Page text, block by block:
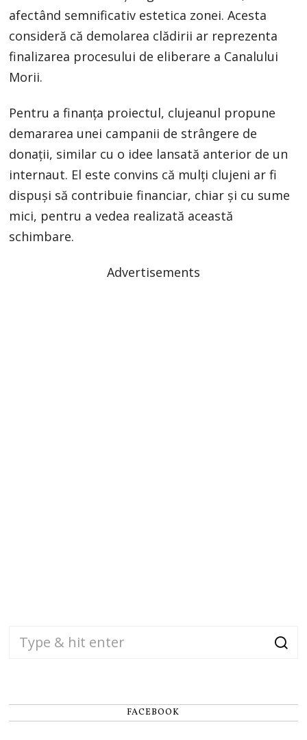
afectând semnificativ estetica zonei. Acesta
consideră că demolarea clădirii ar reprezenta
finalizarea procesului de eliberare a Canalului
Morii.
Pentru a finanța proiectul, clujeanul propune
demararea unei campanii de strângere de
donații, similar cu o idee lansată anterior de un
internaut. El este convins că mulți clujeni ar fi
dispuși să contribuie financiar, chiar și cu sume
mici, pentru a vedea realizată această
schimbare.
Advertisements
FACEBOOK